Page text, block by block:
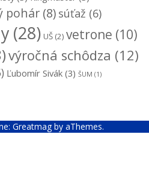
pohár (8) súťaž (6)
(28) UŠ (2) vetrone (10)
výročná schôdza (12)
Ľubomír Sivák (3) ŠUM (1)
Greatmagby aThemes.